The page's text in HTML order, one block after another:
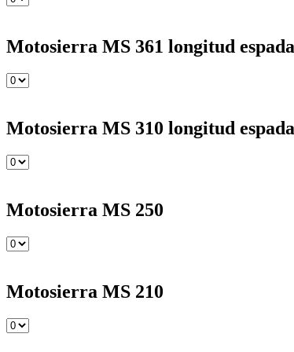
Motosierra MS 361 longitud
Motosierra MS 310 longitud
Motosierra MS 250
Motosierra MS 210